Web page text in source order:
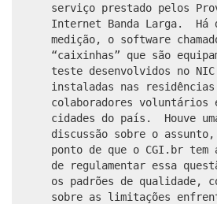
serviço prestado pelos
Internet Banda Larga. Há
medição, o software
“caixinhas” que são
teste desenvolvidos no
instaladas nas residências
colaboradores voluntários
cidades do país. Houve
discussão sobre o assunto,
ponto de que o CGI.br
de regulamentar essa
os padrões de qualidade,
sobre as limitações